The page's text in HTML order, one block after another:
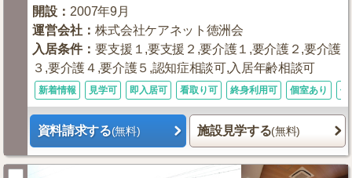
開設 ： 2007年9月
運営会社 ：株式会社ケアネット徳洲会
入居条件：要支援１,要支援２,要介護１,要介護２,要介護
３,要介護４,要介護５,認知症相談可,入居年齢相談可
新着情報 見学可 即入居可 看取り可 終身利用可 個室あり 体
資料請求する(無料) 施設見学する(無料)